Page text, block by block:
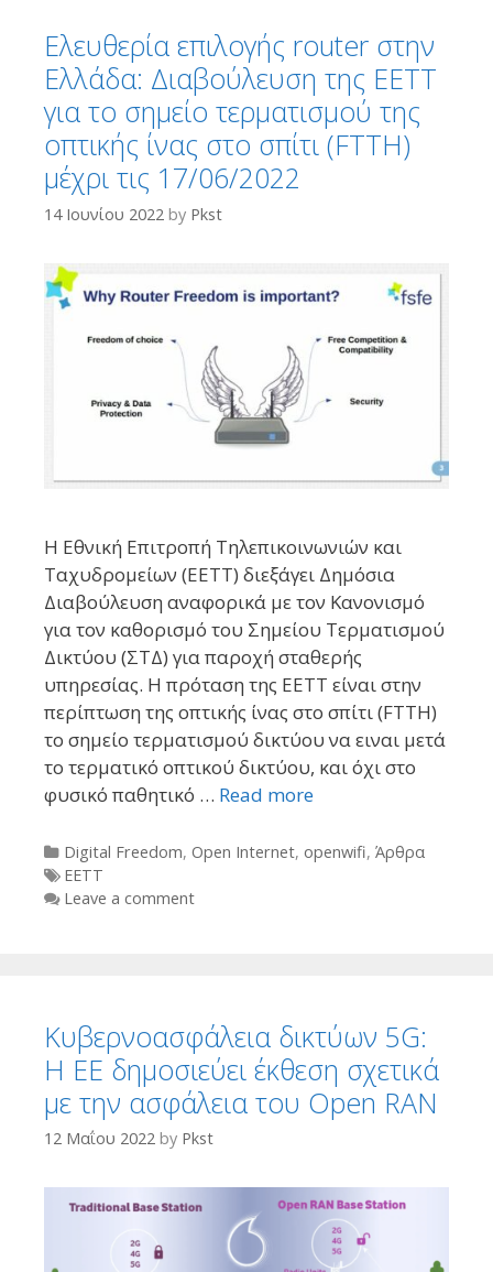
Ελευθερία επιλογής router στην
Ελλάδα: Διαβούλευση της ΕΕΤΤ
για το σημείο τερματισμού της
οπτικής ίνας στο σπίτι (FTTH)
μέχρι τις 17/06/2022
14 Ιουνίου 2022 by Pkst
Η Εθνική Επιτροπή Τηλεπικοινωνιών και
Ταχυδρομείων (ΕΕΤΤ) διεξάγει Δημόσια
Διαβούλευση αναφορικά με τον Κανονισμό
για τον καθορισμό του Σημείου Τερματισμού
Δικτύου (ΣΤΔ) για παροχή σταθερής
υπηρεσίας. Η πρόταση της ΕΕΤΤ είναι στην
περίπτωση της οπτικής ίνας στο σπίτι (FTTH)
το σημείο τερματισμού δικτύου να ειναι μετά
το τερματικό οπτικού δικτύου, και όχι στο
φυσικό παθητικό … Read more
Categories
Digital Freedom, Open Internet, openwifi, Άρθρα
Tags
ΕΕΤΤ
Leave a comment
Κυβερνοασφάλεια δικτύων 5G:
Η ΕΕ δημοσιεύει έκθεση σχετικά
με την ασφάλεια του Open RAN
12 Μαΐου 2022 by Pkst